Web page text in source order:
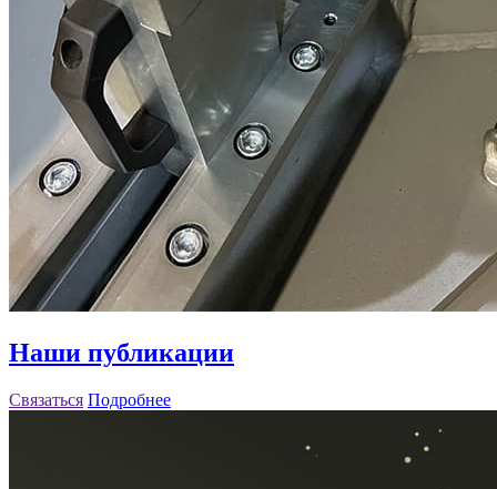
Наши публикации
Связаться Подробнее